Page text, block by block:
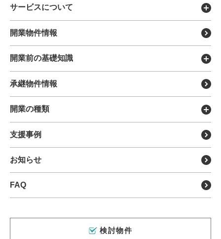
サービスについて
メディットの特徴
医療モールについて
各種リース
分院・サテライト展開支援
サポート担当について
運営会社について
開業物件情報
開業前の基礎知識
開業のメリット・デメリット
開業までの流れについて
開業までの全体スケジュール
開業医の年収
外来医師多数区域とは
承継物件情報
開業の種類
新規開業支援
クリニックの承継・受継ぎ
支援事例
お知らせ
FAQ
検討物件